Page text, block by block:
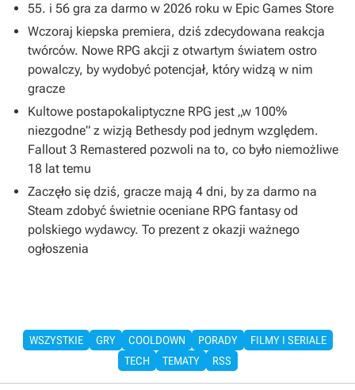
55. i 56 gra za darmo w 2026 roku w Epic Games Store
Wczoraj kiepska premiera, dziś zdecydowana reakcja
twórców. Nowe RPG akcji z otwartym światem ostro
powalczy, by wydobyć potencjał, który widzą w nim
gracze
Kultowe postapokaliptyczne RPG jest „w 100%
niezgodne” z wizją Bethesdy pod jednym względem.
Fallout 3 Remastered pozwoli na to, co było niemożliwe
18 lat temu
Zaczęło się dziś, gracze mają 4 dni, by za darmo na
Steam zdobyć świetnie oceniane RPG fantasy od
polskiego wydawcy. To prezent z okazji ważnego
ogłoszenia
WSZYSTKIE GRY COOLDOWN PORADY
FILMY I SERIALE
TECH
TEMATY RSS